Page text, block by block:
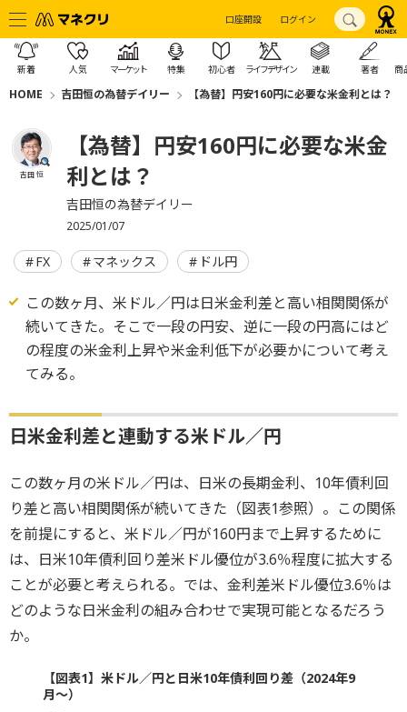
口座開設 ログイン
新着 人気 マーケット 特集 初心者 ライフデザイン 連載 著者 商
HOME 吉田恒の為替デイリー 【為替】円安160円に必要な米金利とは？
吉田 恒
【為替】円安160円に必要な米金
利とは？
吉田恒の為替デイリー
2025/01/07
FX マネックス ドル円
この数ヶ月、米ドル／円は日米金利差と高い相関関係が
続いてきた。そこで一段の円安、逆に一段の円高にはど
の程度の米金利上昇や米金利低下が必要かについて考え
てみる。
日米金利差と連動する米ドル／円
この数ヶ月の米ドル／円は、日米の長期金利、10年債利回
り差と高い相関関係が続いてきた（図表1参照）。この関係
を前提にすると、米ドル／円が160円まで上昇するために
は、日米10年債利回り差米ドル優位が3.6％程度に拡大する
ことが必要と考えられる。では、金利差米ドル優位3.6％は
どのような日米金利の組み合わせで実現可能となるだろう
か。
【図表1】米ドル／円と日米10年債利回り差（2024年9
月～）